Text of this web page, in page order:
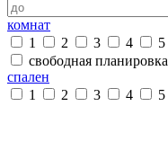
комнат
1
2 3 4 5
свободная планировка
спален
1
2 3 4 5